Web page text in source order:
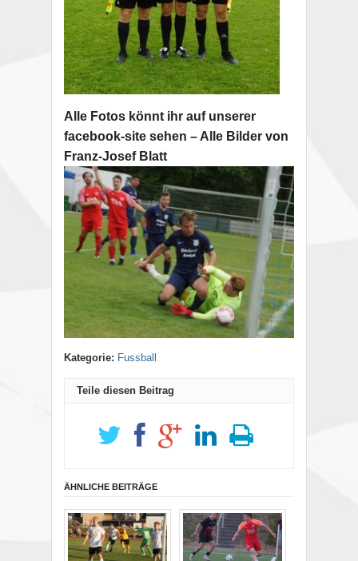
Alle Fotos könnt ihr auf unserer
facebook-site sehen – Alle Bilder von
Franz-Josef Blatt
Kategorie: Fussball
Teile diesen Beitrag
ÄHNLICHE BEITRÄGE